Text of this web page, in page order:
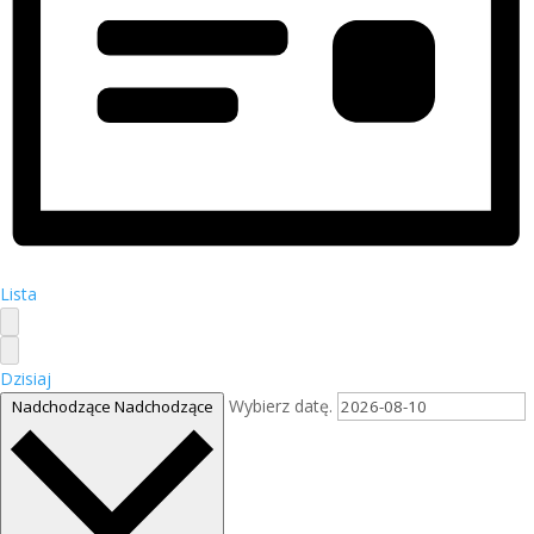
Lista
Dzisiaj
Nadchodzące Nadchodzące Wybierz datę.